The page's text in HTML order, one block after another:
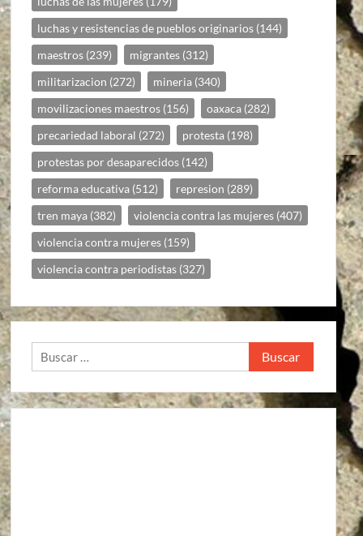
luchas y resistencias de pueblos originarios (144)
maestros (239) migrantes (312)
militarizacion (272) mineria (340)
movilizaciones maestros (156) oaxaca (282)
precariedad laboral (272) protesta (198)
protestas por desaparecidos (142)
reforma educativa (512) represion (289)
tren maya (382) violencia contra las mujeres (407)
violencia contra mujeres (159)
violencia contra periodistas (327)
Buscar: